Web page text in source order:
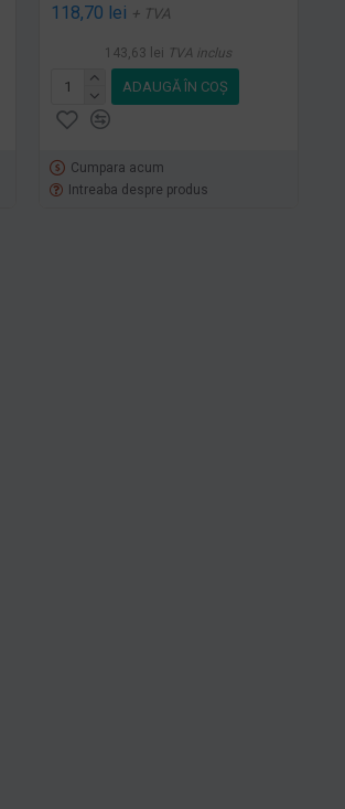
118,70 lei + TVA
143,63 lei TVA inclus
ADAUGĂ ÎN COŞ
Cumpara acum
Intreaba despre produs